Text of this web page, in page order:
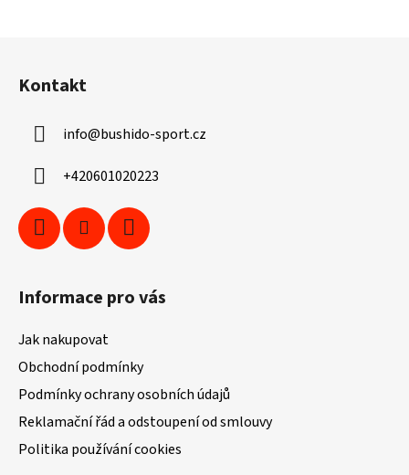
Kontakt
info@bushido-sport.cz
+420601020223
Informace pro vás
Jak nakupovat
Obchodní podmínky
Podmínky ochrany osobních údajů
Reklamační řád a odstoupení od smlouvy
Politika používání cookies